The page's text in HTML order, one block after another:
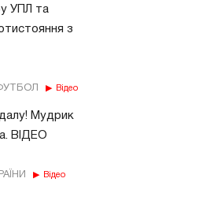
УПЛ та
з
Відео
Мудрик
ВІДЕО
Відео